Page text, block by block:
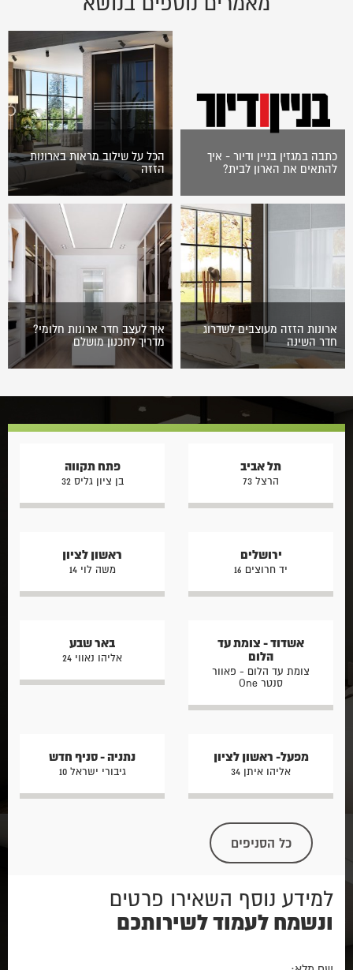
כתבה במגזין בניין ודיור - איך
להתאים את הארון לבית?
ארון הוא אחד מהאביזרים
החשובים ביותר בחדר השינה.
בכתבה שפורסמה בפורטל בניין
ודיור, מסביר גיא ריינדלר כיצד
יש להתאים את…
הכל על שילוב מראות בארונות
הזזה
בדומה לארונות סטנדרטיים, גם
עבור ארונות הזזה ניתן לשלב
סוגים שונים של אלמנטים
בדלתות, כמו סוגים שונים של
עץ, שילובים…
ארונות הזזה מעוצבים לשדרוג
חדר השינה
והם מאפשרים לנו נוחות רבה
לצד חיסכון רב במקום. בשונה…
איך לעצב חדר ארונות חלומי?
מדריך לתכנון מושלם
והצרכים שלנו. בין אם אתם
מתכננים…
תל אביב
הרצל 73
פתח תקווה
בן ציון גליס 32
ירושלים
יד חרוצים 16
ראשון לציון
משה לוי 14
אשדוד - צומת עד
הלום
צומת עד הלום - פאוור
סנטר One
באר שבע
אליהו נאווי 24
מפעל- ראשון לציון
אליהו איתן 34
נתניה - סניף חדש
גיבורי ישראל 10
כל הסניפים
למידע נוסף השאירו פרטים
ונשמח לעמוד לשירותכם